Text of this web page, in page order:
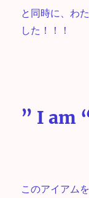
と同時に、わた
した！！！
” I am
このアイアム